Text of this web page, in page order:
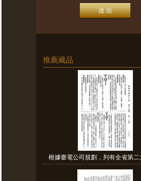
推薦藏品
根據臺電公司規劃，列有全省第二